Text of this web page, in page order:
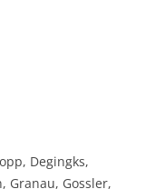
Degingks,
Granau, Gossler,